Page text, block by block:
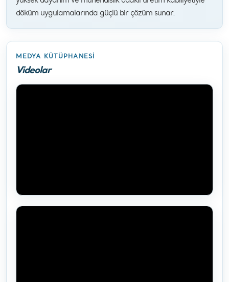
döküm uygulamalarında güçlü bir çözüm sunar.
MEDYA KÜTÜPHANESI
Videolar